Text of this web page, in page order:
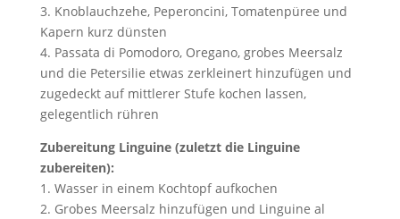
3. Knoblauchzehe, Peperoncini, Tomatenpüree und
Kapern kurz dünsten
4. Passata di Pomodoro, Oregano, grobes Meersalz
und die Petersilie etwas zerkleinert hinzufügen und
zugedeckt auf mittlerer Stufe kochen lassen,
gelegentlich rühren
Zubereitung Linguine (zuletzt die Linguine
zubereiten):
1. Wasser in einem Kochtopf aufkochen
2. Grobes Meersalz hinzufügen und Linguine al